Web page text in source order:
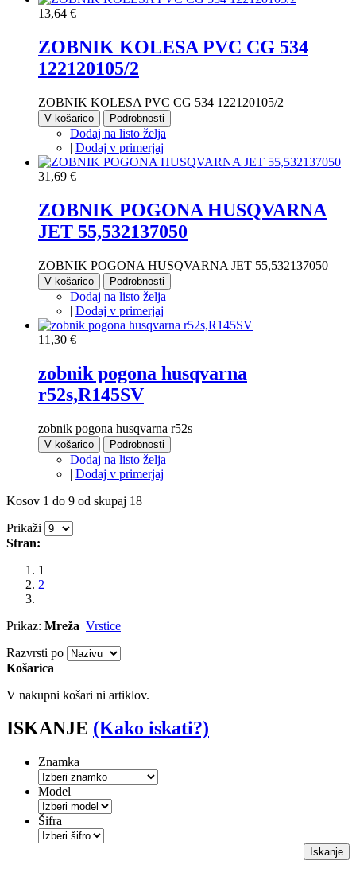
13,64 €
ZOBNIK KOLESA PVC CG 534
122120105/2
ZOBNIK KOLESA PVC CG 534 122120105/2
V košarico Podrobnosti
Dodaj na listo želja
| Dodaj v primerjaj
31,69 €
ZOBNIK POGONA HUSQVARNA
JET 55,532137050
ZOBNIK POGONA HUSQVARNA JET 55,532137050
V košarico Podrobnosti
Dodaj na listo želja
| Dodaj v primerjaj
11,30 €
zobnik pogona husqvarna
r52s,R145SV
zobnik pogona husqvarna r52s
V košarico Podrobnosti
Dodaj na listo želja
| Dodaj v primerjaj
Kosov 1 do 9 od skupaj 18
Prikaži
Stran:
1
2
Prikaz: Mreža Vrstice
Razvrsti po
Košarica
V nakupni košari ni artiklov.
ISKANJE (Kako iskati?)
Znamka
Model
Šifra
Iskanje